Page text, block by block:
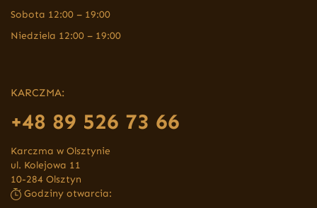
Sobota 12:00 – 19:00
Niedziela 12:00 – 19:00
KARCZMA:
+48 89 526 73 66
Karczma w Olsztynie
ul. Kolejowa 11
10-284 Olsztyn
Godziny otwarcia: